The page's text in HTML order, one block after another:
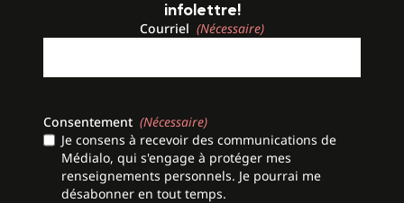
infolettre!
Courriel (Nécessaire)
Consentement (Nécessaire)
Je consens à recevoir des communications de
Médialo, qui s'engage à protéger mes
renseignements personnels. Je pourrai me
désabonner en tout temps.